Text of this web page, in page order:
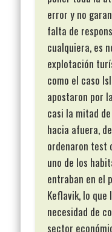
error y no
falta de
cualquiera, es
explotación
como el caso
apostaron por
casi la mitad
hacia afuera,
ordenaron test
uno de los
entraban en el
Keflavik, lo
necesidad de
sector